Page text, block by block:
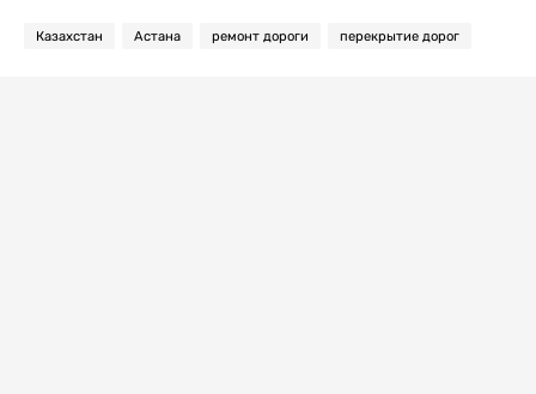
Казахстан Астана ремонт дороги перекрытие дорог